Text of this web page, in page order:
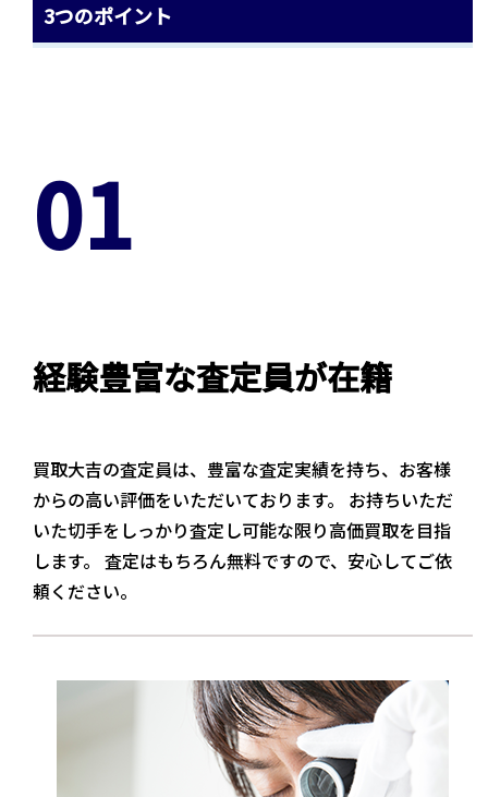
3つのポイント
01
経験豊富な査定員が在籍
買取大吉の査定員は、豊富な査定実績を持ち、お客様
からの高い評価をいただいております。 お持ちいただ
いた切手をしっかり査定し可能な限り高価買取を目指
します。 査定はもちろん無料ですので、安心してご依
頼ください。